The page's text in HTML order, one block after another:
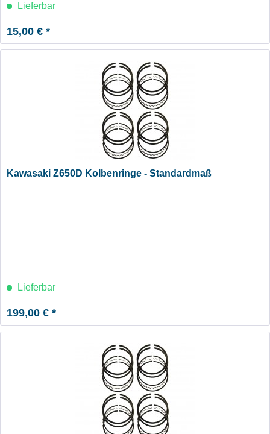
Lieferbar
15,00 € *
Kawasaki Z650D Kolbenringe - Standardmaß
Lieferbar
199,00 € *